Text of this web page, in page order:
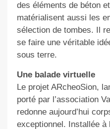
des éléments de béton
matérialisent aussi les
sélection de tombes. Il
se faire une véritable
sous terre.
Une balade virtuelle
Leprojet ARcheoSion,
porté par l’association
redonne aujourd’hui
exceptionnel. Installée à